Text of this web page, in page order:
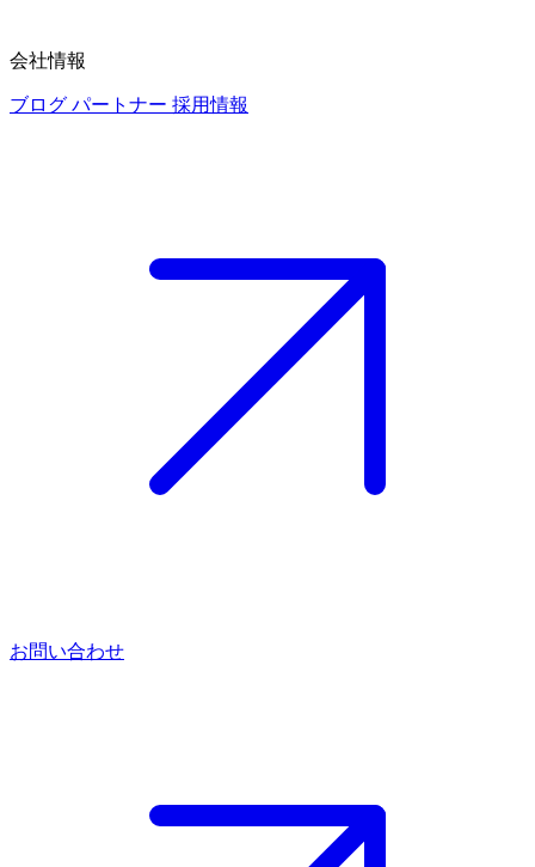
会社情報
ブログ パートナー 採用情報
お問い合わせ